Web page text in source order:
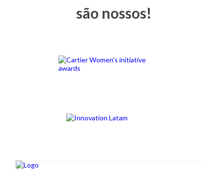
são nossos!